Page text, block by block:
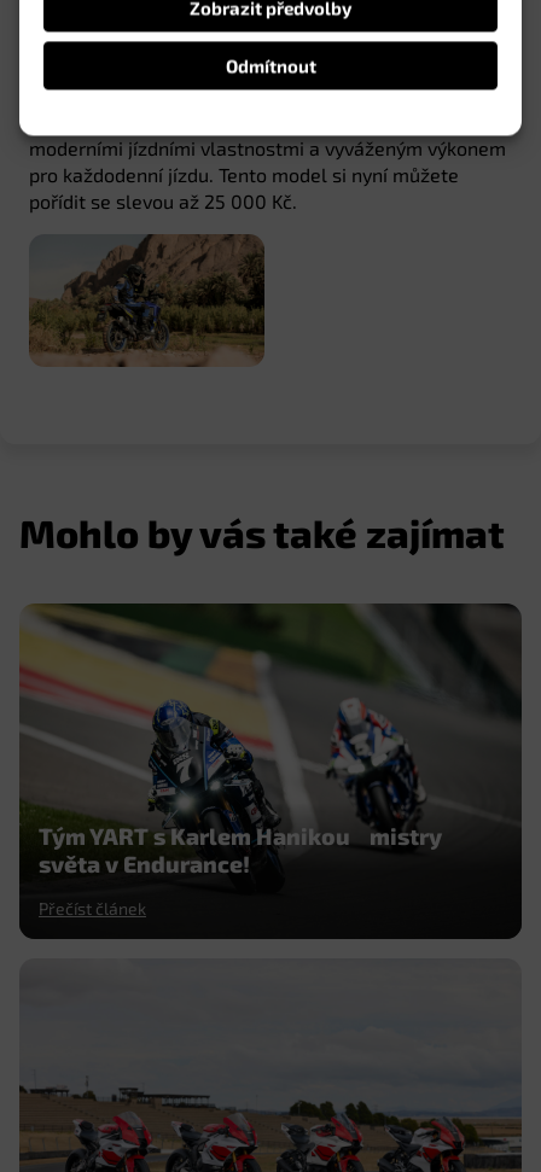
Odmítnout
Zobrazit předvolby
Sportovní roadster s lehkou konstrukcí a dynamickým
moderními jízdními vlastnostmi a vyváženým výkonem
pro každodenní jízdu. Tento model si nyní můžete
pořídit se slevou až 25 000 Kč.
Mohlo by vás také zajímat
Tým YART s Karlem Hanikou mistry
světa v Endurance!
Přečíst článek